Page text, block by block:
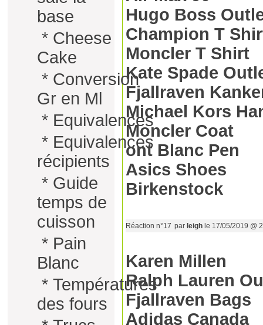
base
* Cheese
Cake
* Conversion
Gr en Ml
* Equivalences
* Equivalences
récipients
* Guide
temps de
cuisson
* Pain
Blanc
* Températures
des fours
Hugo Boss
Champion T
Moncler T Shirt
Kate Spade
Fjallraven
Michael Kors
Moncler Coat
ont Blanc Pen
Asics Shoes
Birkenstock
Réaction n°17 par leigh le 17/05/2019 @
Karen Millen
Ralph Lauren
Fjallraven Bags
Adidas Canada